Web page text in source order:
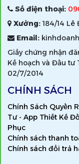
Số điện thoại:
Xưởng:184/14 Lê
Email:
Giấy chứng nhận
Kế hoạch và Đầu tư
02/7/2014
CHÍNH SÁCH
Chính Sách Quyền
Tư - App Thiết Kế
Phục
Chính sách thanh
Chính sách đổi trả